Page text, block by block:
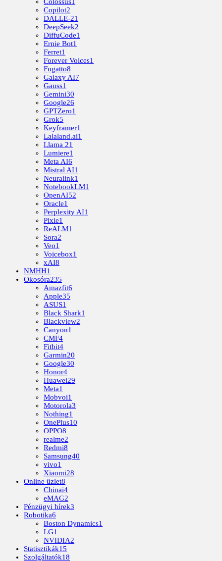
Copilot2
DALLE-21
DeepSeek2
DiffuCode1
Ernie Bot1
Ferret1
Forever Voices1
Fugatto8
Galaxy AI7
Gauss1
Gemini30
Google26
GPTZero1
Grok5
Keyframer1
Lalaland.ai1
Llama 21
Lumiere1
Meta AI6
Mistral AI1
Neuralink1
NotebookLM1
OpenAI52
Oracle1
Perplexity AI1
Pixie1
ReALM1
Sora2
Veo1
Voicebox1
xAI8
NMHH1
Okosóra235
Amazfit6
Apple35
ASUS1
Black Shark1
Blackview2
Canyon1
CMF4
Fitbit4
Garmin20
Google30
Honor4
Huawei29
Meta1
Mobvoi1
Motorola3
Nothing1
OnePlus10
OPPO8
realme2
Redmi8
Samsung40
vivo1
Xiaomi28
Online üzlet8
Chinai4
eMAG2
Pénzügyi hírek3
Robotika6
Boston Dynamics1
LG1
NVIDIA2
Statisztikák15
Szolgáltatók18